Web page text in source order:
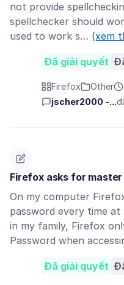
not provide
spellchecker should
used to work s… (xem
Đã giải quyết
Firefox Other
jscher2000 -...
Firefox asks for
On my computer
password every time
in my family, Firefox
Password when
Đã giải quyết